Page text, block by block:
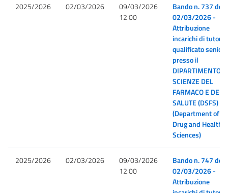
2025/2026 02/03/2026
09/03/2026
12:00
Bando n. 737 del
02/03/2026 -
Attribuzione
incarichi di tutor
qualificato senior
presso il
DIPARTIMENTO
SCIENZE DEL
FARMACO E
SALUTE (DSFS)
(Department of
Drug and Health
Sciences)
2025/2026 02/03/2026
09/03/2026
12:00
Bando n. 747 del
02/03/2026 -
Attribuzione